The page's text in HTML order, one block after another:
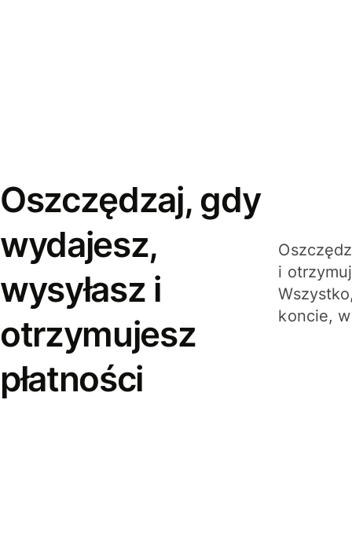
Oszczędzaj, gdy
wydajesz,
wysyłasz i
otrzymujesz
płatności
i
koncie,